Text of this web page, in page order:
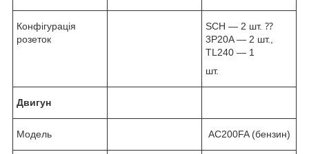
Конфігурація
розеток
SCH — 2 шт. ⁇
3P20A — 2 шт.,
TL240 — 1
шт.
Двигун
Модель AC200FA (бензин)